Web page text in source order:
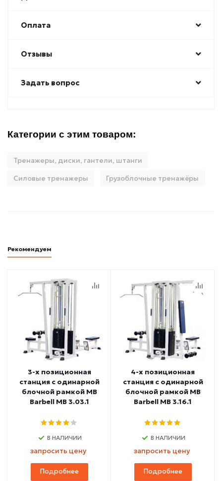
Оплата
Отзывы
Задать вопрос
Категории с этим товаром:
Тренажеры, диски, гантели, штанги
Силовые тренажеры
Грузоблочные тренажёры
Рекомендуем
3-х позиционная
станция с одинарной
блочной рамкой MB
Barbell МВ 3.03.1
В НАЛИЧИИ
запросить цену
Подробнее
4-х позиционная
станция с одинарной
блочной рамкой MB
Barbell МВ 3.16.1
В НАЛИЧИИ
запросить цену
Подробнее